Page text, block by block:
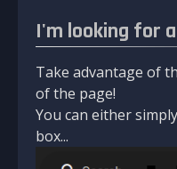
I'm looking for
Take advantage of
of the page!
You can either
box...